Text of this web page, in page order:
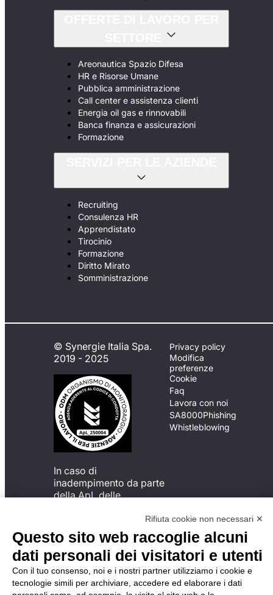
Areonautica Spazio Difesa
HR e Risorse Umane
Pubblica amministrazione
Call center e assistenza clienti
Energia oil gas e rinnovabili
Banca finanza e assicurazioni
Formazione
Recruiting
Consulenza HR
Apprendistato
Tirocinio
Formazione
Diritto Mirato
Somministrazione
© Synergie Italia Spa.
2019 - 2025
In caso di
inadempimento da parte
della ApL delle
del Codice di Condotta, è
possibile presentare un
reclamo
all’Organismo di
Monitoraggio utilizzando
una delle modalità
descritte al seguente
Privacy policy
Modifica
preferenze
Cookie
Faq
Lavora con noi
SA8000Phishing
Whistleblowing
Rifiuta cookie non necessari ✕
Questo sito web raccoglie alcuni
dati personali dei visitatori e utenti
Con il tuo consenso, noi e i nostri partner utilizziamo i cookie e
tecnologie simili per archiviare, accedere ed elaborare i dati